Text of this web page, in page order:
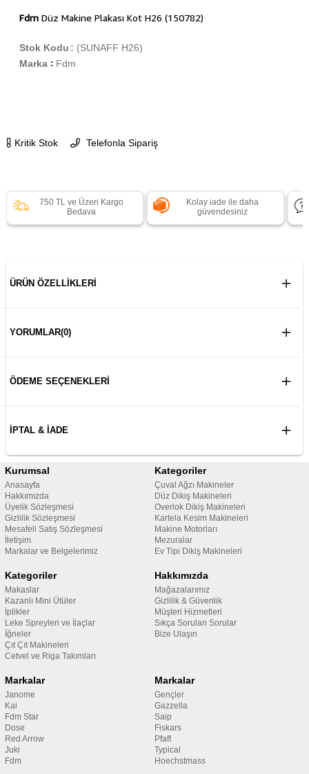
FdmDüz Makine Plakası Kot H26 (150782)
(SUNAFF H26)
Stok Kodu
Marka : Fdm
Kritik Stok Telefonla Sipariş
750 TL ve Üzeri Kargo
Bedava
Kolay iade ile daha
güvendesiniz
ÜRÜN ÖZELLIKLERI
YORUMLAR(0)
ÖDEME SEÇENEKLERI
İPTAL & İADE
Kurumsal
Anasayfa
Hakkımızda
Üyelik Sözleşmesi
Gizlilik Sözleşmesi
Mesafeli Satış Sözleşmesi
İletişim
Markalar ve Belgelerimiz
Kategoriler
Çuval Ağzı Makineler
Düz Dikiş Makineleri
Overlok Dikiş Makineleri
Kartela Kesim Makineleri
Makine Motorları
Mezuralar
Ev Tipi Dikiş Makineleri
Kategoriler
Makaslar
Kazanlı Mini Ütüler
İplikler
Leke Spreyleri ve İlaçlar
İğneler
Çıt Çıt Makineleri
Cetvel ve Riga Takımları
Hakkımızda
Mağazalarımız
Gizlilik & Güvenlik
Müşteri Hizmetleri
Sıkça Sorulan Sorular
Bize Ulaşın
Markalar
Janome
Kai
Fdm Star
Dose
Red Arrow
Juki
Fdm
Markalar
Gençler
Gazzella
Saip
Fiskars
Pfaff
Typical
Hoechstmass